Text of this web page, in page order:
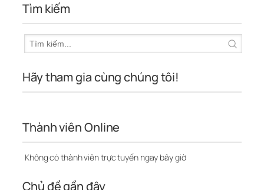
Tìm kiếm
Hãy tham gia cùng chúng tôi!
Thành viên Online
Không có thành viên trực tuyến ngay bây giờ
Chủ đề gần đây